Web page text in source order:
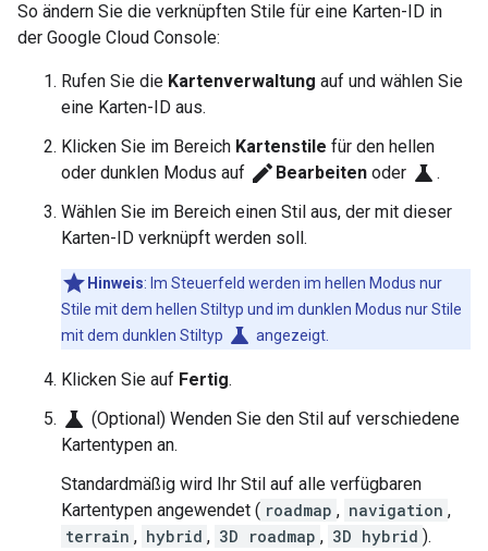
So ändern Sie die verknüpften Stile für eine Karten-ID in
der Google Cloud Console:
Rufen Sie die Kartenverwaltung auf und wählen Sie
eine Karten-ID aus.
Klicken Sie im Bereich Kartenstile für den hellen
oder dunklen Modus auf edit Bearbeiten oder science .
Wählen Sie im Bereich einen Stil aus, der mit dieser
Karten-ID verknüpft werden soll.
Hinweis: Im Steuerfeld werden im hellen Modus nur
Stile mit dem hellen Stiltyp und im dunklen Modus nur Stile
mit dem dunklen Stiltyp science angezeigt.
Klicken Sie auf Fertig.
science (Optional) Wenden Sie den Stil auf verschiedene
Kartentypen an.
Standardmäßig wird Ihr Stil auf alle verfügbaren
Kartentypen angewendet ( roadmap , navigation ,
terrain , hybrid , 3D roadmap , 3D hybrid ).